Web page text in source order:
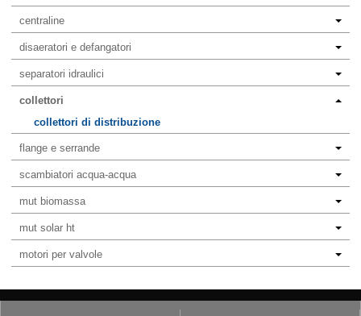
centraline
disaeratori e defangatori
separatori idraulici
collettori
collettori di distribuzione
flange e serrande
scambiatori acqua-acqua
mut biomassa
mut solar ht
motori per valvole